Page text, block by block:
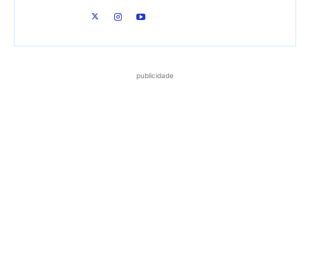
publicidade